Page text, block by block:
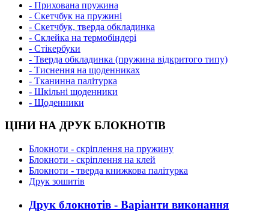
- Прихована пружина
- Скетчбук на пружині
- Скетчбук, тверда обкладинка
- Склейка на термобіндері
- Стікербуки
- Тверда обкладинка (пружина відкритого типу)
- Тиснення на щоденниках
- Тканинна палітурка
- Шкільні щоденники
- Щоденники
ЦІНИ НА ДРУК БЛОКНОТІВ
Блокноти - скріплення на пружину
Блокноти - скріплення на клей
Блокноти - тверда книжкова палітурка
Друк зошитів
Друк блокнотів - Варіанти виконання